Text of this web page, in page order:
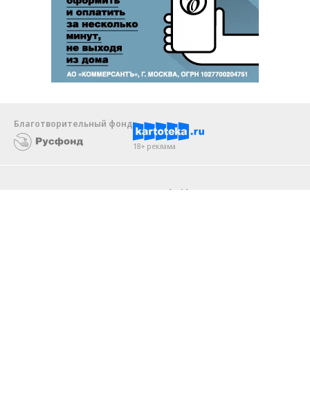
Благотворительный фонд
18+ реклама
Android